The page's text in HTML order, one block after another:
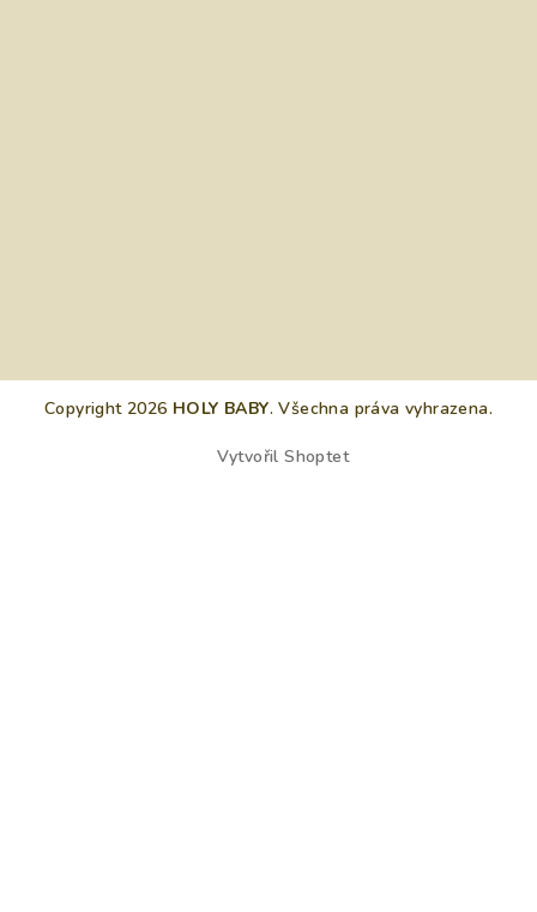
Copyright 2026 HOLY BABY. Všechna práva vyhrazena.
Vytvořil Shoptet